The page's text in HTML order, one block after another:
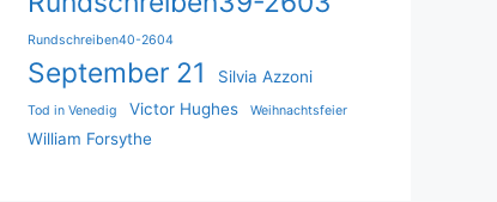
Rundschreiben40-2604
September 21 Silvia Azzoni
Tod in Venedig Victor Hughes Weihnachtsfeier
William Forsythe